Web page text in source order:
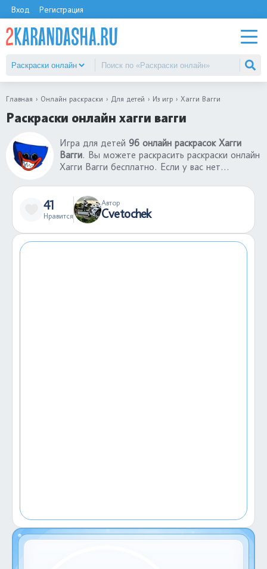
Вход Регистрация
Главная Онлайн раскраски Для детей Из игр Хагги Вагги
Раскраски онлайн хагги вагги
Игра для детей 96 онлайн раскрасок Хагги
Вагги. Вы можете раскрасить раскраски онлайн
Хагги Вагги бесплатно. Если у вас нет
нашим сервисом, где лучшие раскраски онлайн
Хагги Вагги. Можете отправить ссылку другу и
вместе играть в раскраски-онлайн. В каталоге
большой выбор раскрасок-онлайн для детей
41
Нравится
Автор
Cvetochek